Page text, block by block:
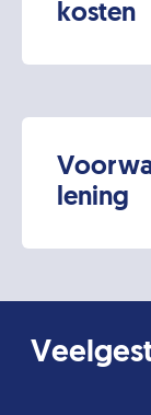
kosten
lening